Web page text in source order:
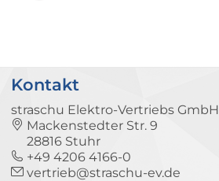
Kontakt
straschu Elektro-Vertriebs GmbH
Mackenstedter Str. 9
28816 Stuhr
+49 4206 4166-0
vertrieb@straschu-ev.de